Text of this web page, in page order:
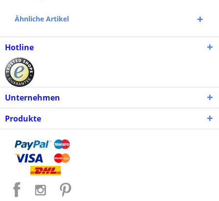
Ähnliche Artikel
Hotline
Unternehmen
Produkte